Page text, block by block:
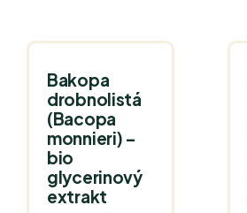
Bakopa
drobnolistá
(Bacopa
monnieri) –
bio
glycerinový
extrakt